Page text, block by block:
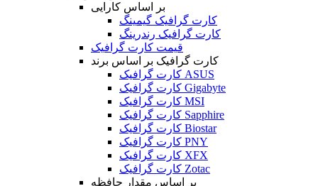
بر اساس کارایی
کارت گرافیک گیمینگ
کارت گرافیک رندرینگ
قیمت کارت گرافیک
کارت گرافیک بر اساس برند
کارت گرافیک ASUS
کارت گرافیک Gigabyte
کارت گرافیک MSI
کارت گرافیک Sapphire
کارت گرافیک Biostar
کارت گرافیک PNY
کارت گرافیک XFX
کارت گرافیک Zotac
بر اساس مقدار حافظه